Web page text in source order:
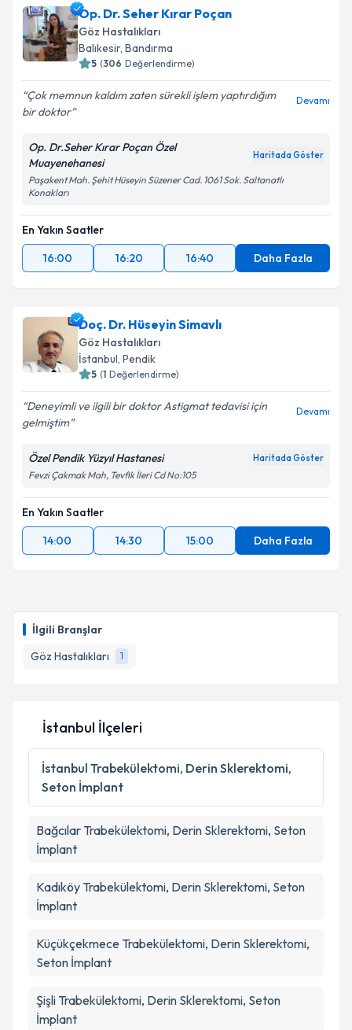
İlgili Branşlar
Göz Hastalıkları
1
Op. Dr. Belma Kariniiçin randevu takvimi talebi
oluşturun. Size bu uzmandan randevu almanız için bir
takvim hazırlandığında e-posta ile bilgilendireceğiz.
Kişisel verilerimin işlenmesine ilişkin
Aydınlatma
Metni'ni okudum ve kişisel verilerimin belirtilen
kapsamda işlenmesini kabul ediyorum.
Op. Dr. Seher Kırar Poçan
Göz Hastalıkları
Balıkesir, Bandırma
5 (306 Değerlendirme)
Çok memnun kaldım zaten sürekli işlem yaptırdığım
bir doktor
Devamı
Op. Dr.Seher Kırar Poçan Özel
Muayenehanesi
Haritada Göster
Paşakent Mah. Şehit Hüseyin Süzener Cad. 1061 Sok. Saltanatlı
Konakları
En Yakın Saatler
16:00
16:20 16:40 Daha Fazla
Doç. Dr. Hüseyin Simavlı
Göz Hastalıkları
İstanbul, Pendik
5 (1 Değerlendirme)
Deneyimli ve ilgili bir doktor Astigmat tedavisi için
gelmiştim
Devamı
Özel Pendik Yüzyıl Hastanesi Haritada Göster
Fevzi Çakmak Mah, Tevfik İleri Cd No:105
En Yakın Saatler
14:00
14:30 15:00 Daha Fazla
İstanbul İlçeleri
İstanbul Trabekülektomi, Derin Sklerektomi,
Seton İmplant
Bağcılar Trabekülektomi, Derin Sklerektomi, Seton
İmplant
Kadıköy Trabekülektomi, Derin Sklerektomi, Seton
İmplant
Küçükçekmece Trabekülektomi, Derin Sklerektomi,
Seton İmplant
Şişli Trabekülektomi, Derin Sklerektomi, Seton
İmplant